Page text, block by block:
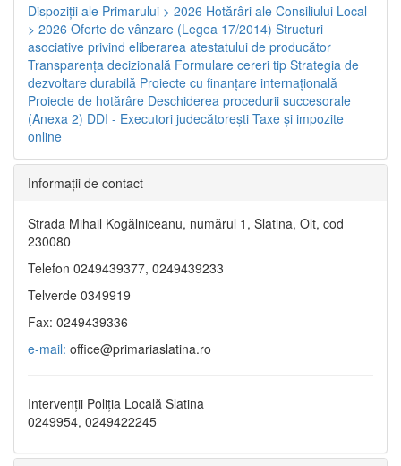
Dispoziţii ale Primarului > 2026 Hotărâri ale Consiliului Local
> 2026 Oferte de vânzare (Legea 17/2014) Structuri
asociative privind eliberarea atestatului de producător
Transparenţa decizională Formulare cereri tip Strategia de
dezvoltare durabilă Proiecte cu finanţare internaţională
Proiecte de hotărâre Deschiderea procedurii succesorale
(Anexa 2) DDI - Executori judecătorești Taxe şi impozite
online
Informaţii de contact
Strada Mihail Kogălniceanu, numărul 1, Slatina, Olt, cod
230080
Telefon 0249439377, 0249439233
Telverde 0349919
Fax: 0249439336
e-mail: office@primariaslatina.ro
Intervenții Poliția Locală Slatina
0249954, 0249422245